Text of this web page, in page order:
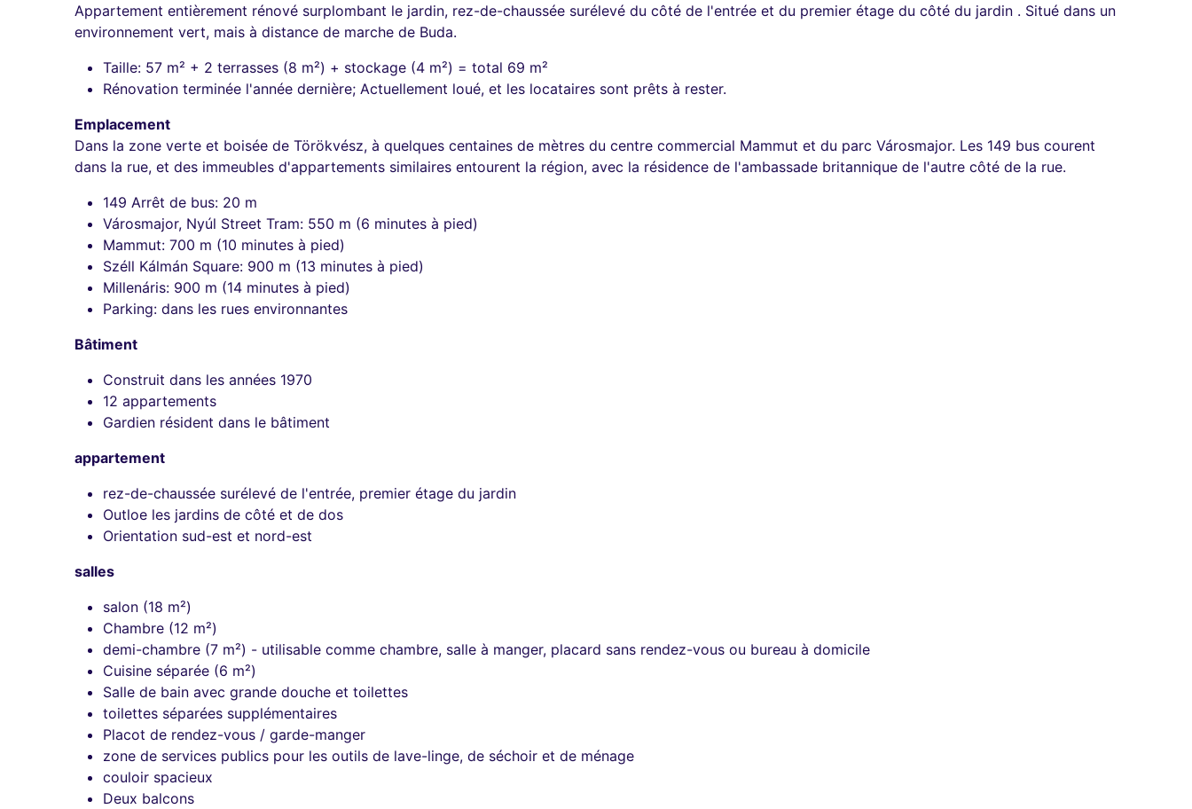
Appartement entièrement rénové surplombant le jardin, rez-de-chaussée surélevé du côté de l'entrée et du premier étage du côté du jardin . Situé dans un
environnement vert, mais à distance de marche de Buda.
Taille: 57 m² + 2 terrasses (8 m²) + stockage (4 m²) = total 69 m²
Rénovation terminée l'année dernière; Actuellement loué, et les locataires sont prêts à rester.
Emplacement
Dans la zone verte et boisée de Törökvész, à quelques centaines de mètres du centre commercial Mammut et du parc Városmajor. Les 149 bus courent
dans la rue, et des immeubles d'appartements similaires entourent la région, avec la résidence de l'ambassade britannique de l'autre côté de la rue.
149 Arrêt de bus: 20 m
Városmajor, Nyúl Street Tram: 550 m (6 minutes à pied)
Mammut: 700 m (10 minutes à pied)
Széll Kálmán Square: 900 m (13 minutes à pied)
Millenáris: 900 m (14 minutes à pied)
Parking: dans les rues environnantes
Bâtiment
Construit dans les années 1970
12 appartements
Gardien résident dans le bâtiment
appartement
rez-de-chaussée surélevé de l'entrée, premier étage du jardin
Outloe les jardins de côté et de dos
Orientation sud-est et nord-est
salles
salon (18 m²)
Chambre (12 m²)
demi-chambre (7 m²) - utilisable comme chambre, salle à manger, placard sans rendez-vous ou bureau à domicile
Cuisine séparée (6 m²)
Salle de bain avec grande douche et toilettes
toilettes séparées supplémentaires
Placot de rendez-vous / garde-manger
zone de services publics pour les outils de lave-linge, de séchoir et de ménage
couloir spacieux
Deux balcons